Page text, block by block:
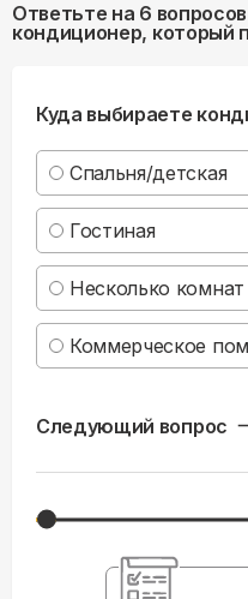
Ответьте на 6
кондиционер, который
Куда выбираете
Спальня/детская
Гостиная
Несколько комнат
Коммерческое
Следующий вопрос